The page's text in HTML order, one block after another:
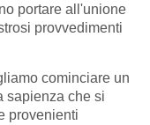
portare all'unione
provvedimenti
cominciare un
sapienza che si
provenienti